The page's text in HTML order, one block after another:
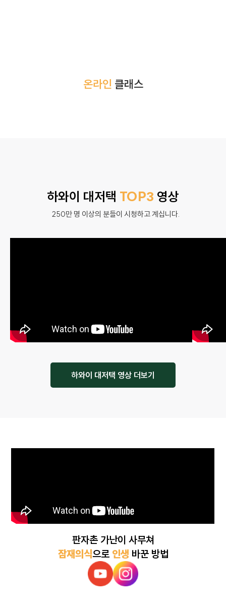
온라인 클래스
하와이 대저택 TOP3 영상
250만 명 이상의 분들이 시청하고 계십니다.
하와이 대저택 영상 더보기
판자촌 가난이 사무쳐
잠재의식으로 인생 바꾼 방법